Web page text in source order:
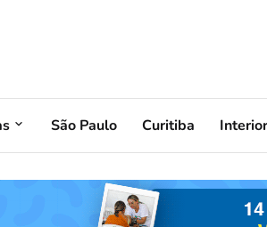
São Paulo Curitiba Interior